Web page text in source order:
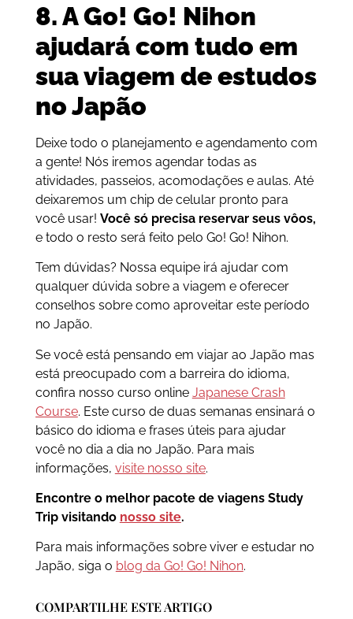
8. A Go! Go! Nihon
ajudará com tudo em
sua viagem de estudos
no Japão
Deixe todo o planejamento e agendamento com
a gente! Nós iremos agendar todas as
atividades, passeios, acomodações e aulas. Até
deixaremos um chip de celular pronto para
você usar! Você só precisa reservar seus vôos,
e todo o resto será feito pelo Go! Go! Nihon.
Tem dúvidas? Nossa equipe irá ajudar com
qualquer dúvida sobre a viagem e oferecer
conselhos sobre como aproveitar este período
no Japão.
Se você está pensando em viajar ao Japão mas
está preocupado com a barreira do idioma,
confira nosso curso online Japanese Crash
Course. Este curso de duas semanas ensinará o
básico do idioma e frases úteis para ajudar
você no dia a dia no Japão. Para mais
informações, visite nosso site.
Encontre o melhor pacote de viagens Study
Trip visitando nosso site.
Para mais informações sobre viver e estudar no
Japão, siga o blog da Go! Go! Nihon.
COMPARTILHE ESTE ARTIGO